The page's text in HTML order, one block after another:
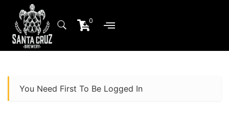
0
You Need First To Be Logged In